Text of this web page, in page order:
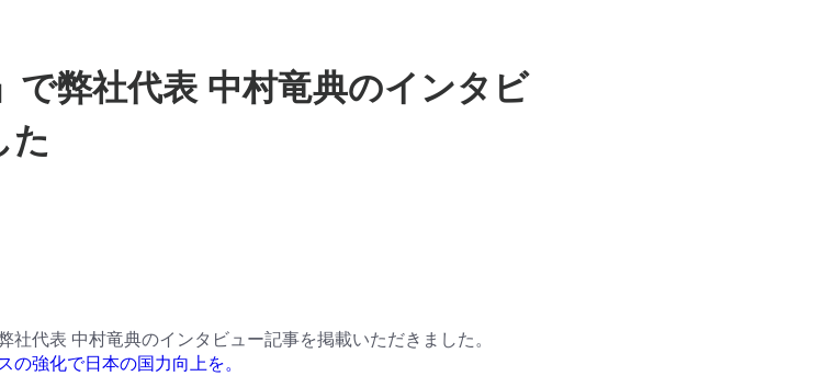
で弊社代表 中村竜典のインタビ
た
社代表 中村竜典のインタビュー記事を掲載いただきました。
強化で日本の国力向上を。